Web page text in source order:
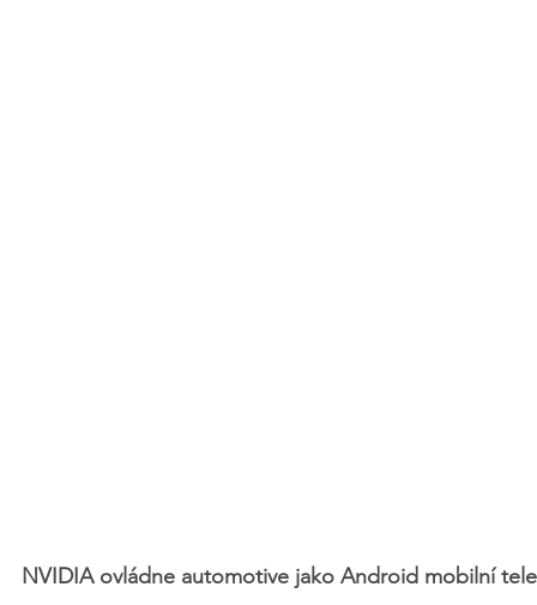
NVIDIA ovládne automotive jako Android mobilní